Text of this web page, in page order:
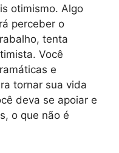
otimismo. Algo
perceber o
tenta
Você
e
tornar sua vida
deva se apoiar e
o que não é